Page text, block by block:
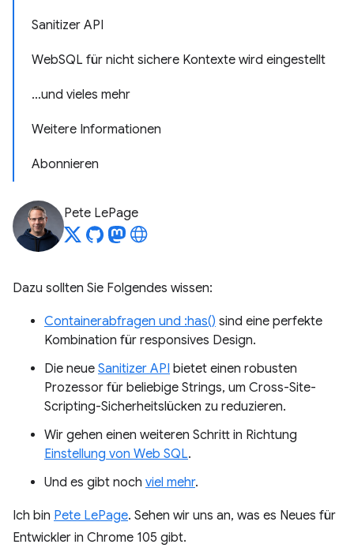
Sanitizer API
WebSQL für nicht sichere Kontexte wird eingestellt
…und vieles mehr
Weitere Informationen
Abonnieren
Pete LePage
Dazu sollten Sie Folgendes wissen:
Containerabfragen und :has() sind eine perfekte
Kombination für responsives Design.
Die neue Sanitizer API bietet einen robusten
Prozessor für beliebige Strings, um Cross-Site-
Scripting-Sicherheitslücken zu reduzieren.
Wir gehen einen weiteren Schritt in Richtung
Einstellung von Web SQL.
Und es gibt noch viel mehr.
Ich bin Pete LePage. Sehen wir uns an, was es Neues für
Entwickler in Chrome 105 gibt.